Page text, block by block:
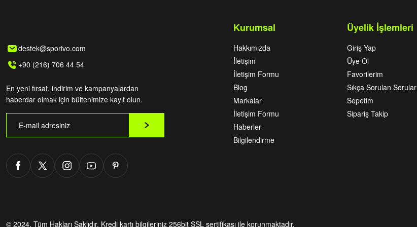
destek@sporivo.com
+90 (216) 706 44 54
En yeni fırsat, indirim ve kampanyalardan
haberdar olmak için bültenimize kayıt olun.
Kurumsal
Hakkımızda
İletişim
İletişim Formu
Blog
Markalar
İletişim Formu
Haberler
Bilgilendirme
Üyelik İşlemleri
Giriş Yap
Üye Ol
Favorilerim
Sıkça Sorulan Sorular
Sepetim
Sipariş Takip
© 2024. Tüm Hakları Saklıdır. Kredi kartı bilgileriniz 256bit SSL sertifikası ile korunmaktadır.